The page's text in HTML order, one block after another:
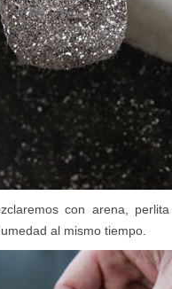
con arena,
al mismo tiempo.